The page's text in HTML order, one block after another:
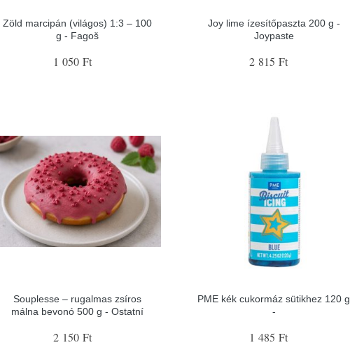
Zöld marcipán (világos) 1:3 – 100
g - Fagoš
1 050 Ft
Joy lime ízesítőpaszta 200 g -
Joypaste
2 815 Ft
Souplesse – rugalmas zsíros
málna bevonó 500 g - Ostatní
2 150 Ft
PME kék cukormáz sütikhez 120 g
-
1 485 Ft